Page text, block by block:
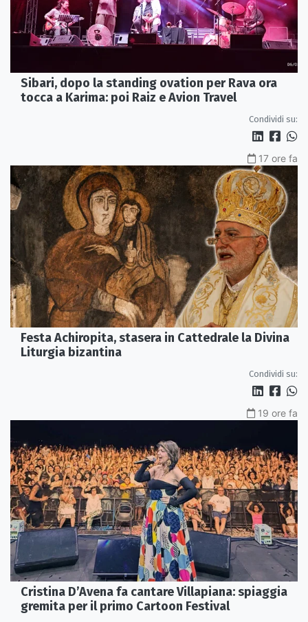
Sibari, dopo la standing ovation per Rava ora
tocca a Karima: poi Raiz e Avion Travel
Condividi su:
17 ore fa
Festa Achiropita, stasera in Cattedrale la Divina
Liturgia bizantina
Condividi su:
19 ore fa
Cristina D’Avena fa cantare Villapiana: spiaggia
gremita per il primo Cartoon Festival